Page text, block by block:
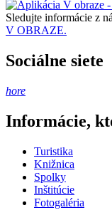
Sledujte informácie z
V OBRAZE.
Sociálne siete
hore
Informácie,
Turistika
Knižnica
Spolky
Inštitúcie
Fotogaléria